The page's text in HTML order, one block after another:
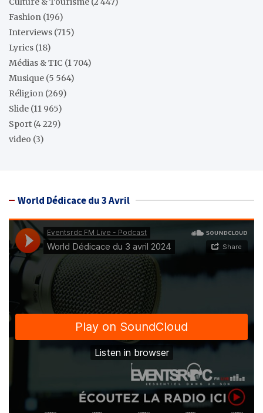
Fashion (196)
Interviews (715)
Lyrics (18)
Médias & TIC (1 704)
Musique (5 564)
Réligion (269)
Slide (11 965)
Sport (4 229)
video (3)
World Dédicace du 3 Avril